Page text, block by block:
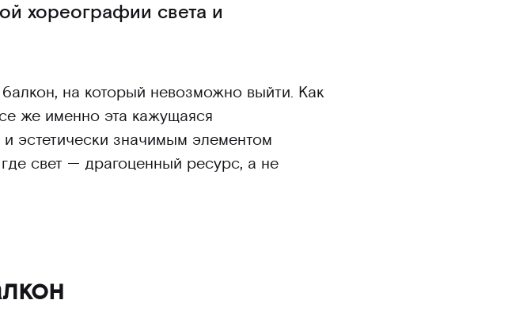
хореографии света и
на который невозможно выйти. Как
же именно эта кажущаяся
эстетически значимым элементом
свет — драгоценный ресурс, а не